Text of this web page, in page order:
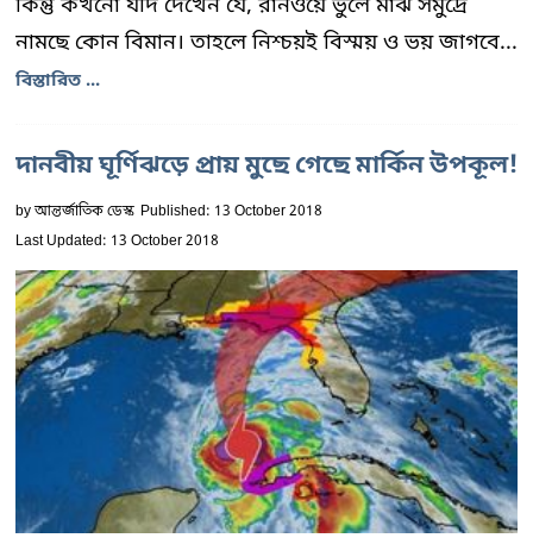
কিন্তু কখনো যদি দেখেন যে, রানওয়ে ভুলে মাঝ সমুদ্রে
নামছে কোন বিমান। তাহলে নিশ্চয়ই বিস্ময় ও ভয় জাগবে...
বিস্তারিত ...
দানবীয় ঘূর্ণিঝড়ে প্রায় মুছে গেছে মার্কিন উপকূল!
byআন্তর্জাতিক ডেস্ক Published: 13 October 2018
Last Updated: 13 October 2018